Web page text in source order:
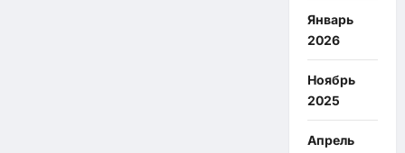
Январь
2026
Ноябрь
2025
Апрель